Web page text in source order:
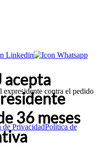
expresidente contra el pedido
de PrivacidadPolítica de
acepta
36 meses